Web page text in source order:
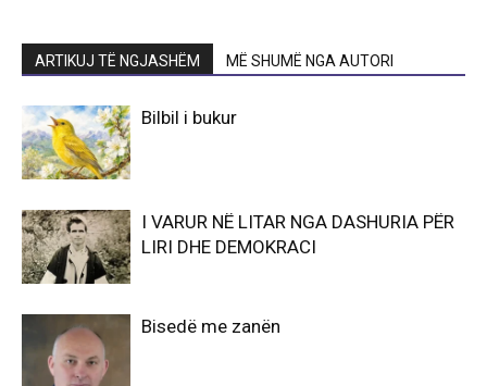
ARTIKUJ TË NGJASHËM MË SHUMË NGA AUTORI
Bilbil i bukur
I VARUR NË LITAR NGA DASHURIA PËR
LIRI DHE DEMOKRACI
Bisedë me zanën